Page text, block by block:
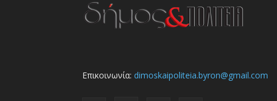
Επικοινωνία: dimoskaipoliteia.byron@gmail.com